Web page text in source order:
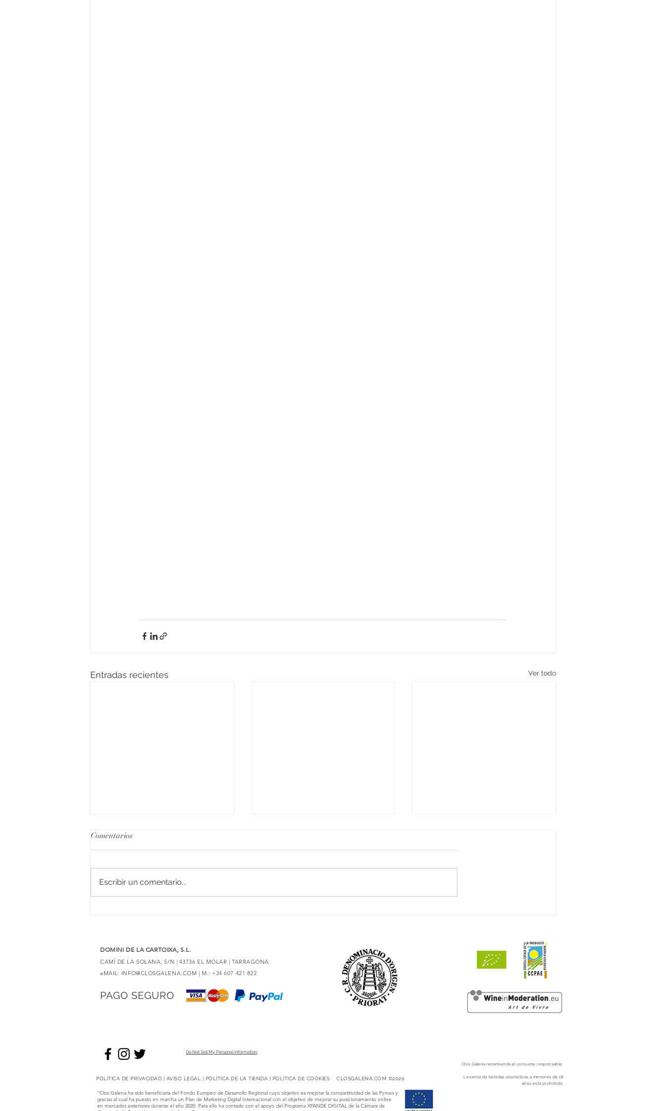
Entradas recientes Ver todo
Comentarios
Escribir un comentario...
DOMINI DE LA CARTOIXA, S.L.
CAMÍ DE LA SOLANA, S/N | 43736 EL MOLAR | TARRAGONA
eMAIL: INFO@CLOSGALENA.COM | M.: +34 607 421 822
PAGO SEGURO
Do Not Sell My Personal Information
POLÍTICA DE PRIVACIDAD AVISO LEGAL POLÍTICA DE LA TIENDA POLÍTICA DE COOKIES CLOSGALENA.COM ©2020​​
“Clos Galena ha sido beneficiaria del Fondo Europeo de Desarrollo Regional cuyo objetivo es mejorar la competitividad de las Pymes y
gracias al cual ha puesto en marcha un Plan de Marketing Digital Internacional con el objetivo de mejorar su posicionamiento online
en mercados exteriores durante el año 2020. Para ello ha contado con el apoyo del Programa XPANDE DIGITAL de la Cámara de
Clos Galena recomienda el consumo responsable.
La venta de bebidas alcohólicas a menores de 18
años está prohibida.